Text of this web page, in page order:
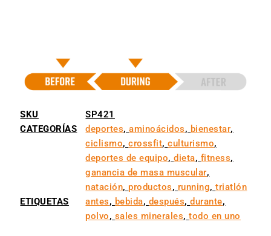
SKU
SP421
CATEGORÍAS
deportes,aminoácidos, bienestar,
ciclismo,crossfit,culturismo,
deportes de equipo,dieta, fitness,
ganancia de masa muscular,
natación, productos, running,triatlón
ETIQUETAS
antes, bebida, después,durante,
polvo, sales minerales,todo en uno